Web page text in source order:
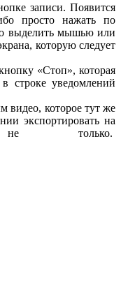
записи. Появится
просто нажать по
выделить мышью или
которую следует
«Стоп», которая
строке уведомлений
видео, которое тут же
экспортировать на
только.